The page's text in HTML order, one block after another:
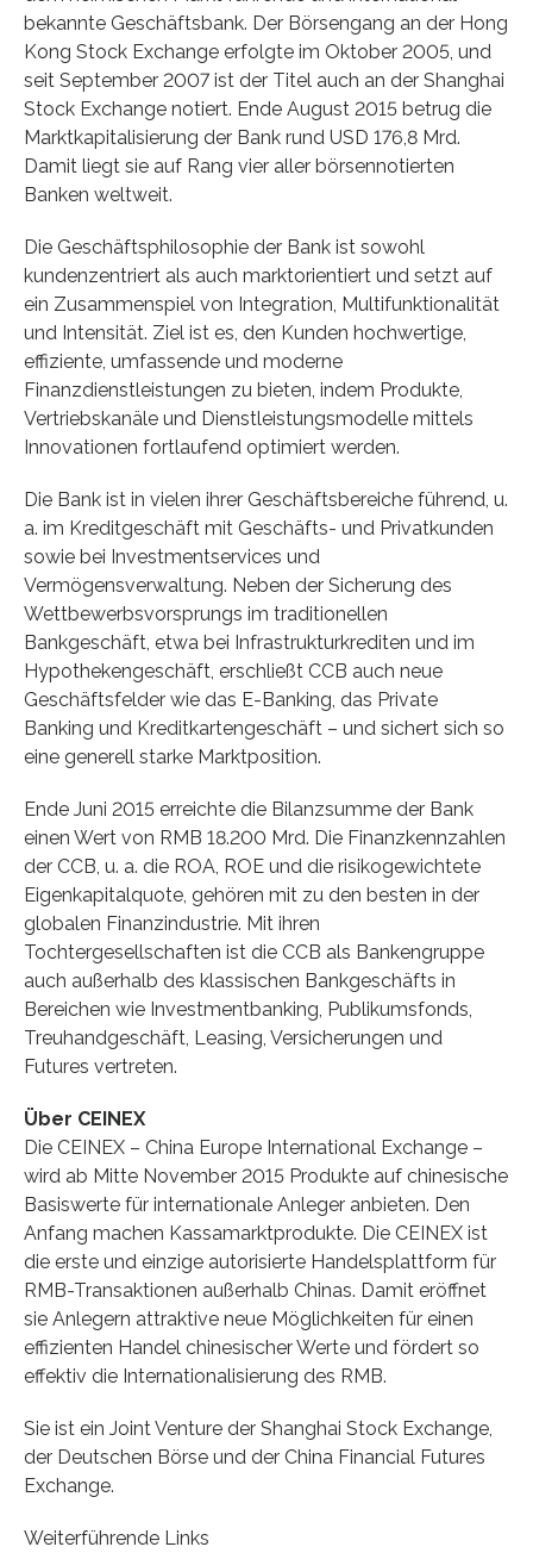
bekannte Geschäftsbank. Der Börsengang an der Hong
Kong Stock Exchange erfolgte im Oktober 2005, und
seit September 2007 ist der Titel auch an der Shanghai
Stock Exchange notiert. Ende August 2015 betrug die
Marktkapitalisierung der Bank rund USD 176,8 Mrd.
Damit liegt sie auf Rang vier aller börsennotierten
Banken weltweit.
Die Geschäftsphilosophie der Bank ist sowohl
kundenzentriert als auch marktorientiert und setzt auf
ein Zusammenspiel von Integration, Multifunktionalität
und Intensität. Ziel ist es, den Kunden hochwertige,
effiziente, umfassende und moderne
Finanzdienstleistungen zu bieten, indem Produkte,
Vertriebskanäle und Dienstleistungsmodelle mittels
Innovationen fortlaufend optimiert werden.
Die Bank ist in vielen ihrer Geschäftsbereiche führend, u.
a. im Kreditgeschäft mit Geschäfts- und Privatkunden
sowie bei Investmentservices und
Vermögensverwaltung. Neben der Sicherung des
Wettbewerbsvorsprungs im traditionellen
Bankgeschäft, etwa bei Infrastrukturkrediten und im
Hypothekengeschäft, erschließt CCB auch neue
Geschäftsfelder wie das E-Banking, das Private
Banking und Kreditkartengeschäft – und sichert sich so
eine generell starke Marktposition.
Ende Juni 2015 erreichte die Bilanzsumme der Bank
einen Wert von RMB 18.200 Mrd. Die Finanzkennzahlen
der CCB, u. a. die ROA, ROE und die risikogewichtete
Eigenkapitalquote, gehören mit zu den besten in der
globalen Finanzindustrie. Mit ihren
Tochtergesellschaften ist die CCB als Bankengruppe
auch außerhalb des klassischen Bankgeschäfts in
Bereichen wie Investmentbanking, Publikumsfonds,
Treuhandgeschäft, Leasing, Versicherungen und
Futures vertreten.
Über CEINEX
Die CEINEX – China Europe International Exchange –
wird ab Mitte November 2015 Produkte auf chinesische
Basiswerte für internationale Anleger anbieten. Den
Anfang machen Kassamarktprodukte. Die CEINEX ist
die erste und einzige autorisierte Handelsplattform für
RMB-Transaktionen außerhalb Chinas. Damit eröffnet
sie Anlegern attraktive neue Möglichkeiten für einen
effizienten Handel chinesischer Werte und fördert so
effektiv die Internationalisierung des RMB.
Sie ist ein Joint Venture der Shanghai Stock Exchange,
der Deutschen Börse und der China Financial Futures
Exchange.
Weiterführende Links